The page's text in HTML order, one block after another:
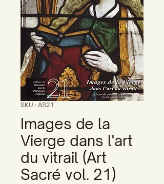
SKU : AS21
Images de la
Vierge dans l'art
du vitrail (Art
Sacré vol. 21)